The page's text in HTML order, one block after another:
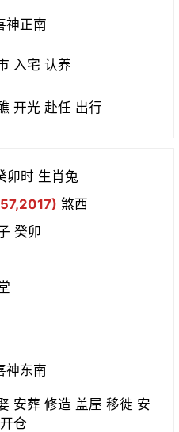
神正南
入宅 认养
开光 赴任 出行
卯时 生肖兔
煞西
癸卯
神东南
安葬 修造 盖屋 移徙 安
仓